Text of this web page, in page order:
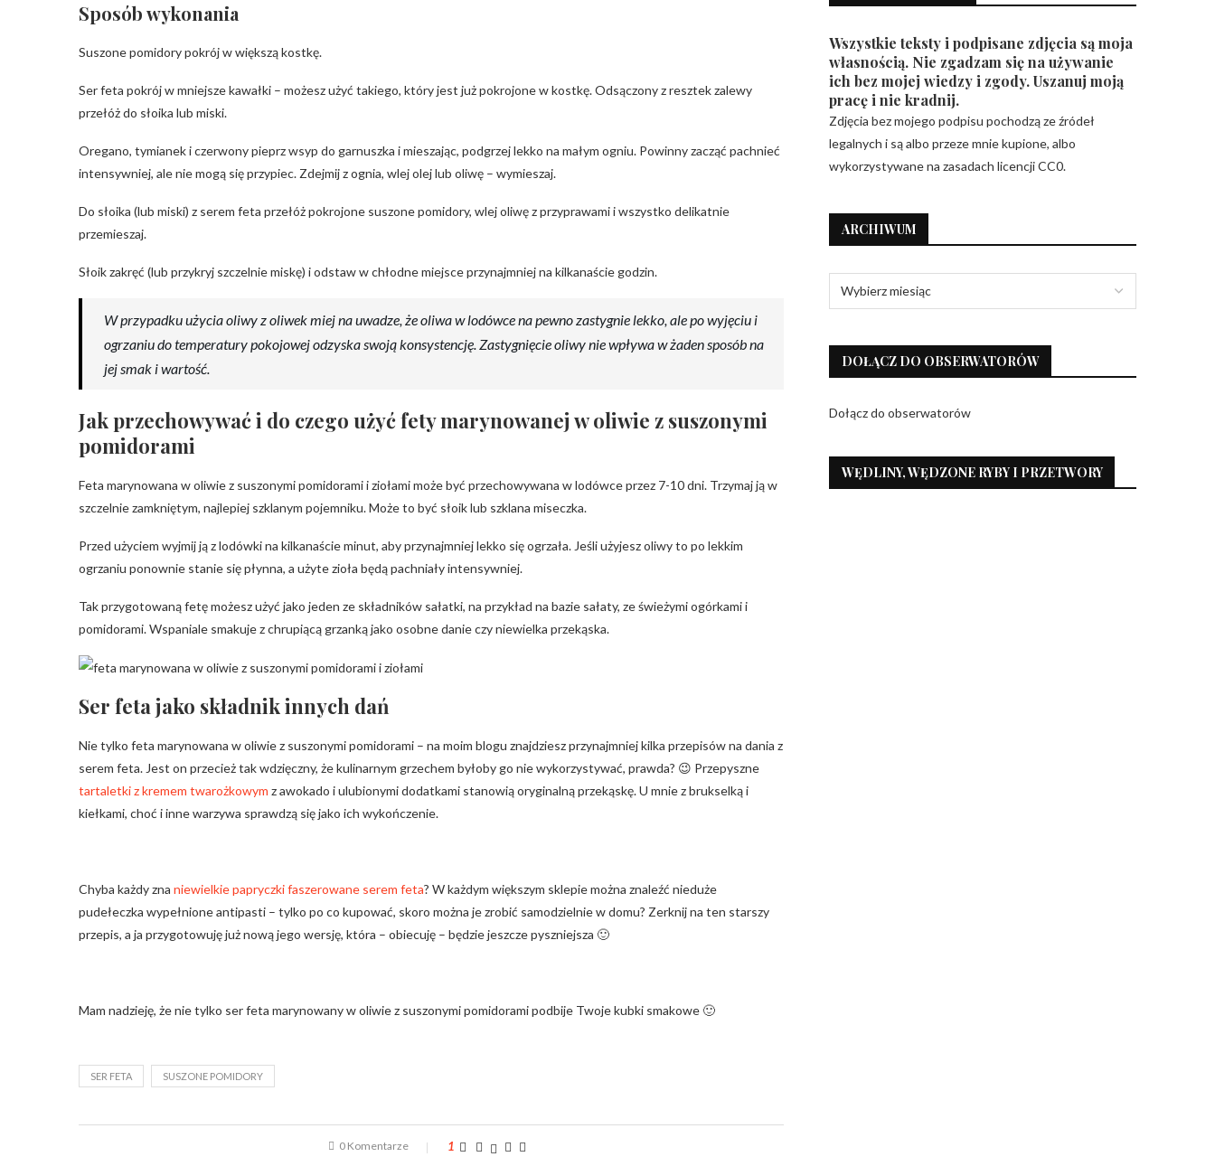
Sposób wykonania
Suszone pomidory pokrój w większą kostkę.
Ser feta pokrój w mniejsze kawałki – możesz użyć takiego, który jest już pokrojone w kostkę. Odsączony z resztek zalewy
przełóż do słoika lub miski.
Oregano, tymianek i czerwony pieprz wsyp do garnuszka i mieszając, podgrzej lekko na małym ogniu. Powinny zacząć pachnieć
intensywniej, ale nie mogą się przypiec. Zdejmij z ognia, wlej olej lub oliwę – wymieszaj.
Do słoika (lub miski) z serem feta przełóż pokrojone suszone pomidory, wlej oliwę z przyprawami i wszystko delikatnie
przemieszaj.
Słoik zakręć (lub przykryj szczelnie miskę) i odstaw w chłodne miejsce przynajmniej na kilkanaście godzin.
W przypadku użycia oliwy z oliwek miej na uwadze, że oliwa w lodówce na pewno zastygnie lekko, ale po wyjęciu i
ogrzaniu do temperatury pokojowej odzyska swoją konsystencję. Zastygnięcie oliwy nie wpływa w żaden sposób na
jej smak i wartość.
Jak przechowywać i do czego użyć fety marynowanej w oliwie z suszonymi
pomidorami
Feta marynowana w oliwie z suszonymi pomidorami i ziołami może być przechowywana w lodówce przez 7-10 dni. Trzymaj ją w
szczelnie zamkniętym, najlepiej szklanym pojemniku. Może to być słoik lub szklana miseczka.
Przed użyciem wyjmij ją z lodówki na kilkanaście minut, aby przynajmniej lekko się ogrzała. Jeśli użyjesz oliwy to po lekkim
ogrzaniu ponownie stanie się płynna, a użyte zioła będą pachniały intensywniej.
Tak przygotowaną fetę możesz użyć jako jeden ze składników sałatki, na przykład na bazie sałaty, ze świeżymi ogórkami i
pomidorami. Wspaniale smakuje z chrupiącą grzanką jako osobne danie czy niewielka przekąska.
Ser feta jako składnik innych dań
Nie tylko feta marynowana w oliwie z suszonymi pomidorami – na moim blogu znajdziesz przynajmniej kilka przepisów na dania z
serem feta. Jest on przecież tak wdzięczny, że kulinarnym grzechem byłoby go nie wykorzystywać, prawda? 😉 Przepyszne
tartaletki z kremem twarożkowym z awokado i ulubionymi dodatkami stanowią oryginalną przekąskę. U mnie z brukselką i
kiełkami, choć i inne warzywa sprawdzą się jako ich wykończenie.
Chyba każdy zna niewielkie papryczki faszerowane serem feta? W każdym większym sklepie można znaleźć nieduże
pudełeczka wypełnione antipasti – tylko po co kupować, skoro można je zrobić samodzielnie w domu? Zerknij na ten starszy
przepis, a ja przygotowuję już nową jego wersję, która – obiecuję – będzie jeszcze pyszniejsza 🙂
Mam nadzieję, że nie tylko ser feta marynowany w oliwie z suszonymi pomidorami podbije Twoje kubki smakowe 🙂
SER FETA SUSZONE POMIDORY
0 Komentarze 1
Wszystkie teksty i podpisane zdjęcia są moja
własnością. Nie zgadzam się na używanie
ich bez mojej wiedzy i zgody. Uszanuj moją
pracę i nie kradnij.
Zdjęcia bez mojego podpisu pochodzą ze źródeł
legalnych i są albo przeze mnie kupione, albo
wykorzystywane na zasadach licencji CC0.
ARCHIWUM
DOŁĄCZ DO OBSERWATORÓW
Dołącz do obserwatorów
WĘDLINY, WĘDZONE RYBY I PRZETWORY